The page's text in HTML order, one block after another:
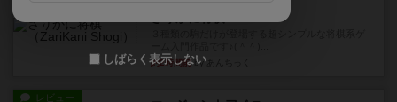
約2時間前by あんちっく
レビュー
しばらく表示しない